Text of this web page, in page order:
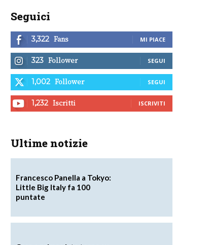
Seguici
3,322 Fans MI PIACE
323 Follower SEGUI
1,002 Follower SEGUI
1,232 Iscritti ISCRIVITI
Ultime notizie
Francesco Panella a Tokyo:
Little Big Italy fa 100
puntate